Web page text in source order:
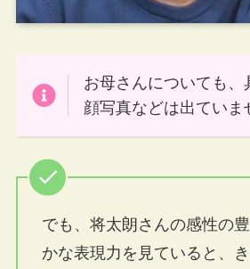
お母さんについても、
顔写真などは出ていま
でも、将太朗さんの感性の
かな表現力を見ていると、